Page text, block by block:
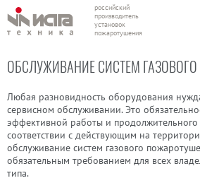
российский
производитель
установок
пожаротушения
ОБСЛУЖИВАНИЕ СИСТЕМ
Любая разновидность оборудования
сервисном обслуживании. Это
эффективной работы и продолжительного
соответствии с действующим на
обслуживание систем газового
обязательным требованием для всех
типа.